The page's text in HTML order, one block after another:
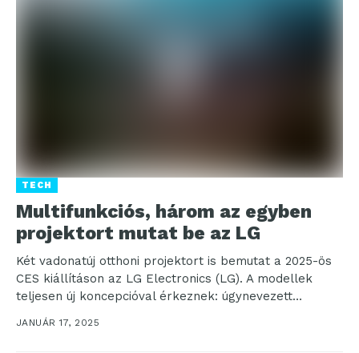
TECH
Multifunkciós, három az egyben
projektort mutat be az LG
Két vadonatúj otthoni projektort is bemutat a 2025-ös
CES kiállításon az LG Electronics (LG). A modellek
teljesen új koncepcióval érkeznek: úgynevezett
életmód-projektorok, amelyeket...
JANUÁR 17, 2025